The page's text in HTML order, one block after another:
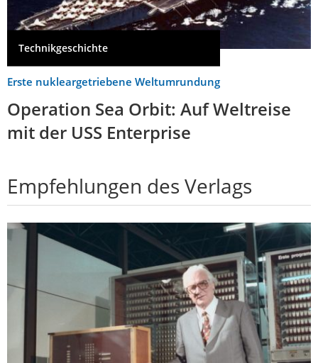
Technikgeschichte
Erste nukleargetriebene Weltumrundung
Operation Sea Orbit: Auf Weltreise
mit der USS Enterprise
Empfehlungen des Verlags